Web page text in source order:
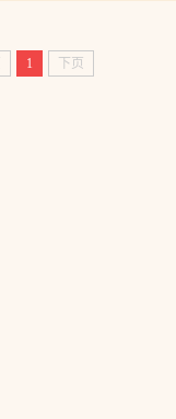
1 下页